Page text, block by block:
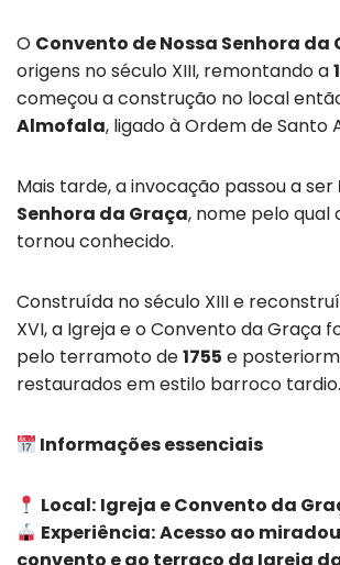
O Convento de Nossa Senhora da
origens no século XIII, remontando a
começou a construção no local
Almofala, ligado à Ordem de Santo
Mais tarde, a invocação passou a ser
Senhora da Graça, nome pelo qual
tornou conhecido.
Construída no século XIII e
XVI, a Igreja e o Convento da Graça
pelo terramoto de1755 e
restaurados em estilo barroco tardio.
Informações essenciais
Local: Igreja e Convento da
Experiência:Acesso ao